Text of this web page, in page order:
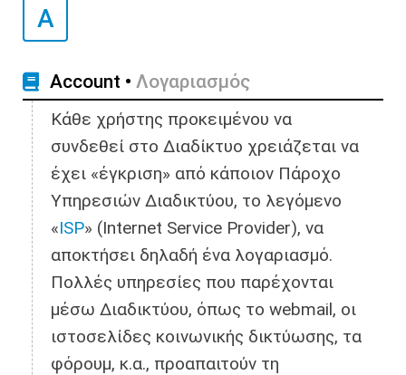
A
Account • Λογαριασμός
Κάθε χρήστης προκειμένου να
συνδεθεί στο Διαδίκτυο χρειάζεται να
έχει «έγκριση» από κάποιον Πάροχο
Υπηρεσιών Διαδικτύου, το λεγόμενο
«ISP» (Internet Service Provider), να
αποκτήσει δηλαδή ένα λογαριασμό.
Πολλές υπηρεσίες που παρέχονται
μέσω Διαδικτύου, όπως το webmail, οι
ιστοσελίδες κοινωνικής δικτύωσης, τα
φόρουμ, κ.α., προαπαιτούν τη